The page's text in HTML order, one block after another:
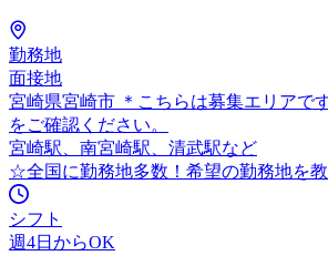
勤務地
面接地
宮崎県宮崎市 ＊こちらは募集エリアで
をご確認ください。
宮崎駅、南宮崎駅、清武駅など
☆全国に勤務地多数！希望の勤務地を
シフト
週4日からOK